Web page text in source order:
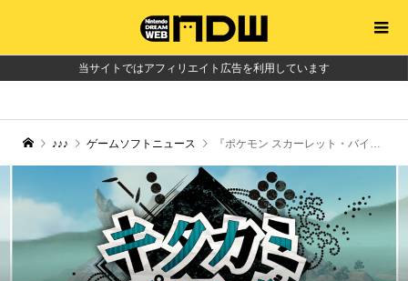
当サイトではアフィリエイト広告を利用しています
♪♪♪ ゲームソフトニュース 『ポケモン スカーレット・バイオレット ゼロの秘宝』「前編・碧の仮面」配信を記念したインターネット大会「キタカミプロローグ」開催決定！